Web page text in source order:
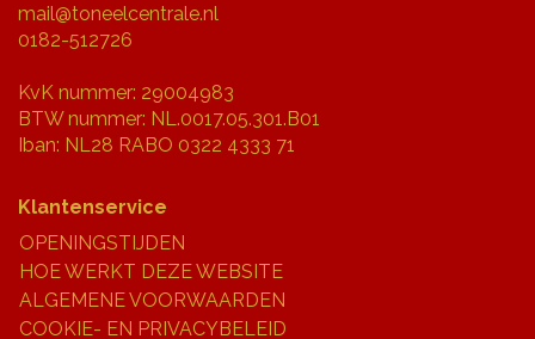
mail@toneelcentrale.nl
0182-512726
KvK nummer: 29004983
BTW nummer: NL.0017.05.301.B01
Iban: NL28 RABO 0322 4333 71
Klantenservice
OPENINGSTIJDEN
HOE WERKT DEZE WEBSITE
ALGEMENE VOORWAARDEN
COOKIE- EN PRIVACYBELEID